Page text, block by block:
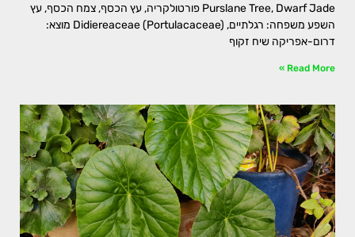
Purslane Tree, Dwarf Jade פורטולקריה, עץ הכסף, צמח הכסף, עץ
השפע משפחה: רגלתיים, Didiereaceae (Portulacaceae) מוצא:
דרום-אפריקה שיח זקוף
Read More »